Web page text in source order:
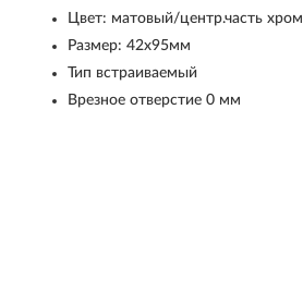
Цвет: матовый/центр.часть хром
Размер: 42x95мм
Тип встраиваемый
Врезное отверстие 0 мм